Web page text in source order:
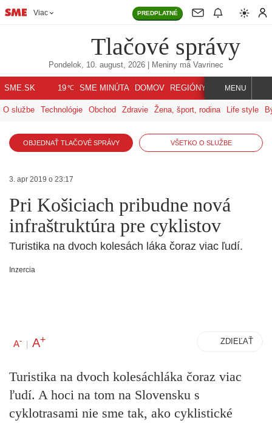
Viac PREDPLATNÉ
Tlačové správy
Pondelok, 10. august, 2026 | Meniny má Vavrinec
SME.SK 19℃ SME MINÚTA DOMOV REGIÓNY INDEX SVET
MENU
O službe Technológie Obchod Zdravie Žena, šport, rodina Life style
OBJEDNAŤ TLAČOVÉ SPRÁVY VŠETKO O SLUŽBE
3. apr 2019 o 23:17
Pri Košiciach pribudne nová
infraštruktúra pre cyklistov
Turistika na dvoch kolesách láka čoraz viac ľudí.
Inzercia
A- | A+ ZDIEĽAŤ
Turistika na dvoch kolesáchláka čoraz viac
ľudí. A hoci na tom na Slovensku s
cyklotrasami nie sme tak, ako cyklistické